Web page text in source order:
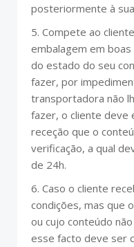
posteriormente à
5. Compete ao
embalagem em
do estado do seu
fazer, por
transportadora não
fazer, o cliente deve
receção que o
verificação, a qual
de 24h.
6. Caso o cliente
condições, mas que
ou cujo conteúdo
esse facto deve ser